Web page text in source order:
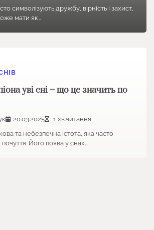
символізують дружбу, вірність і захист,
мати як…
уві сні – що це значить по
20.03.2025
1 хв.читання
та небезпечна істота, яка часто
почуття. Його поява у снах…